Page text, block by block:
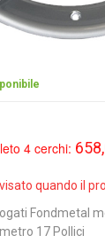
4 cerchi:
quando il
Fondmetal
17 Pollici